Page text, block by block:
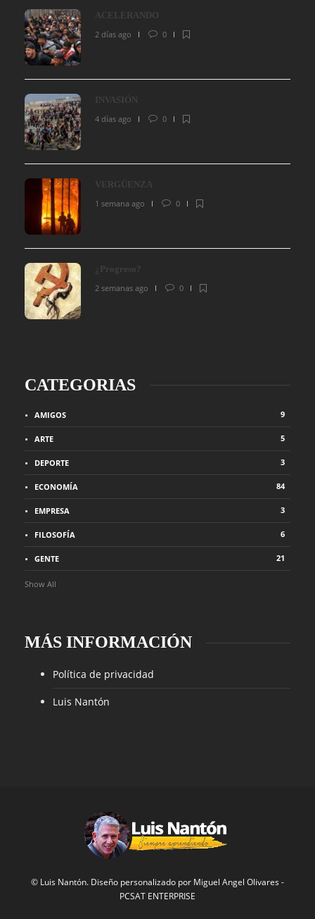
ACELERANDO
2 días ago
0
INVASIÓN
4 días ago
0
VERGÜENZA
1 semana ago
0
¿Progreso?
2 semanas ago
0
CATEGORIAS
AMIGOS 9
ARTE 5
DEPORTE 3
ECONOMÍA 84
EMPRESA 3
FILOSOFÍA 6
GENTE 21
Show All
MÁS INFORMACIÓN
Política de privacidad
Luis Nantón
© Luis Nantón. Diseño personalizado por Miguel Angel Olivares -
PCSAT ENTERPRISE